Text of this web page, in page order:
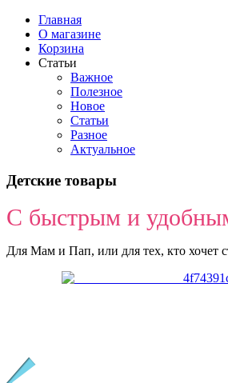
Главная
О магазине
Корзина
Статьи
Важное
Полезное
Новое
Статьи
Разное
Актуальное
Детские товары
С быстрым и
Для Мам и Пап, или для тех, кто хочет